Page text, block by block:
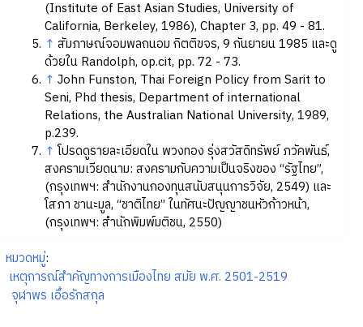
(Institute of East Asian Studies, University of
California, Berkeley, 1986), Chapter 3, pp. 49 - 81.
↑ สัมภาษณ์จอมพลถนอม กิตติขจร, 9 กันยายน 1985 และดู
ด้วยใน Randolph, op.cit, pp. 72 - 73.
↑ John Funston, Thai Foreign Policy from Sarit to
Seni, Phd thesis, Department of international
Relations, the Australian National University, 1989,
p.239.
↑ โปรดดูรายละเอียดใน พวงทอง รุ่งสวัสดิทรัพย์ ภวัคพันธ์,
สงครามเวียดนาม: สงครามกับความเป็นจริงของ “รัฐไทย”,
(กรุงเทพฯ: สำนักงานกองทุนสนับสนุนการวิจัย, 2549) และ
โสภา ชานะมูล, “ชาติไทย” ในทัศนะปัญญาชนหัวก้าวหน้า,
(กรุงเทพฯ: สำนักพิมพ์มติชน, 2550)
หมวดหมู่:
เหตุการณ์สำคัญทางการเมืองไทย สมัย พ.ศ. 2501-2519
จุฬาพร เอื้อรักสกุล